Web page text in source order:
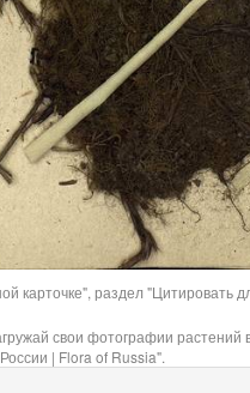
карточке", раздел "Цитировать
свои фотографии растений
| Flora of Russia".